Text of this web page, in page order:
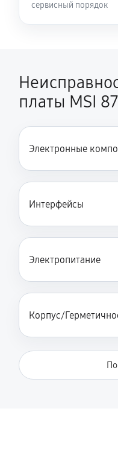
сервисный порядок
платы MSI
Электронные
Интерфейсы
Электропитание
Корпус/